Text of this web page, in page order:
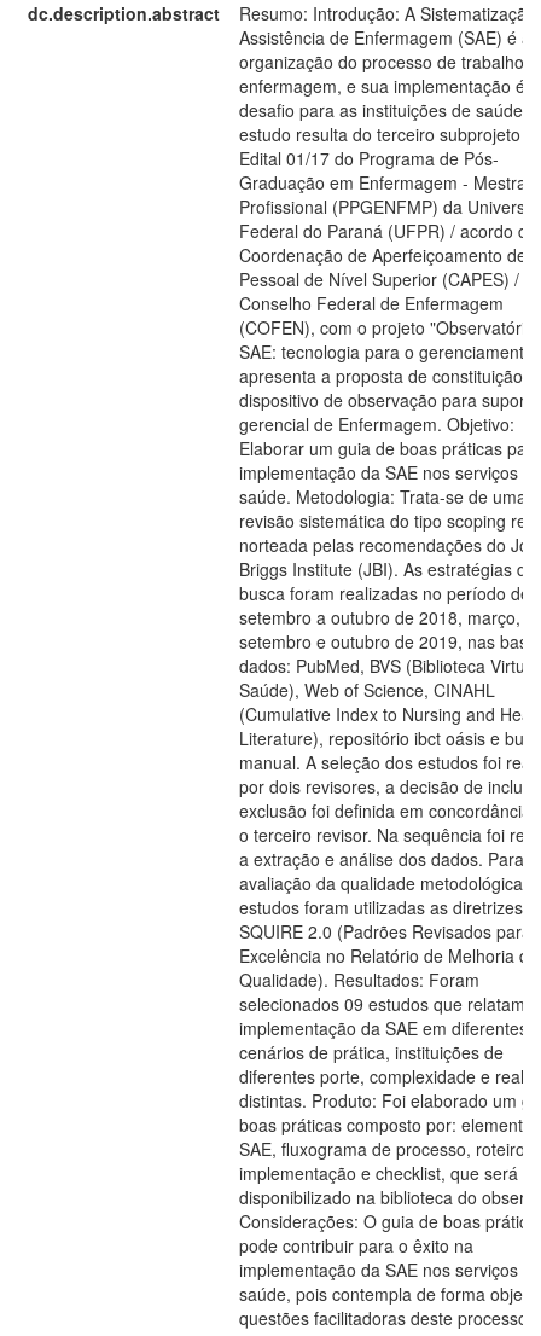
dc.description.abstract
Resumo: Introdução: A Sistematização
Assistência de Enfermagem (SAE) é a
organização do processo de trabalho
enfermagem, e sua implementação é
desafio para as instituições de saúde.
estudo resulta do terceiro subprojeto
Edital 01/17 do Programa de Pós-
Graduação em Enfermagem -
Profissional (PPGENFMP) da
Federal do Paraná (UFPR) / acordo da
Coordenação de Aperfeiçoamento de
Pessoal de Nível Superior (CAPES) /
Conselho Federal de Enfermagem
(COFEN), com o projeto "Observatório
SAE: tecnologia para o
apresenta a proposta de constituição
dispositivo de observação para suporte
gerencial de Enfermagem. Objetivo:
Elaborar um guia de boas práticas
implementação da SAE nos serviços de
saúde. Metodologia: Trata-se de uma
revisão sistemática do tipo scoping
norteada pelas recomendações do
Briggs Institute (JBI). As estratégias de
busca foram realizadas no período de
setembro a outubro de 2018, março,
setembro e outubro de 2019, nas
dados: PubMed, BVS (Biblioteca
Saúde), Web of Science, CINAHL
(Cumulative Index to Nursing and
Literature), repositório ibct oásis e
manual. A seleção dos estudos foi
por dois revisores, a decisão de
exclusão foi definida em concordância
o terceiro revisor. Na sequência foi
a extração e análise dos dados. Para
avaliação da qualidade metodológica
estudos foram utilizadas as diretrizes
SQUIRE 2.0 (Padrões Revisados para
Excelência no Relatório de Melhoria da
Qualidade). Resultados: Foram
selecionados 09 estudos que relatam
implementação da SAE em diferentes
cenários de prática, instituições de
diferentes porte, complexidade e
distintas. Produto: Foi elaborado um
boas práticas composto por:
SAE, fluxograma de processo, roteiro
implementação e checklist, que será
disponibilizado na biblioteca do
Considerações: O guia de boas
pode contribuir para o êxito na
implementação da SAE nos serviços de
saúde, pois contempla de forma
questões facilitadoras deste processo